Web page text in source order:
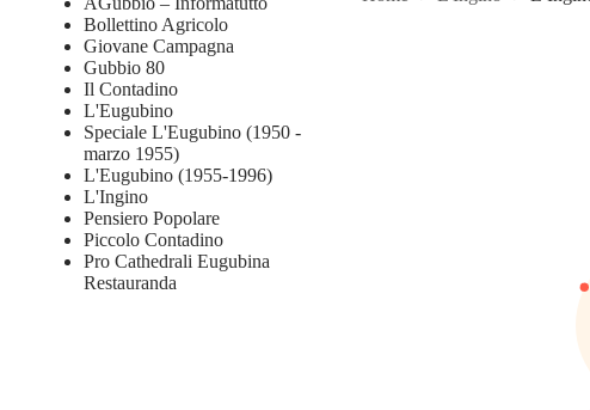
Bollettino Agricolo
Giovane Campagna
Gubbio 80
Il Contadino
L'Eugubino
Speciale L'Eugubino (1950 -
marzo 1955)
L'Eugubino (1955-1996)
L'Ingino
Pensiero Popolare
Piccolo Contadino
Pro Cathedrali Eugubina
Restauranda